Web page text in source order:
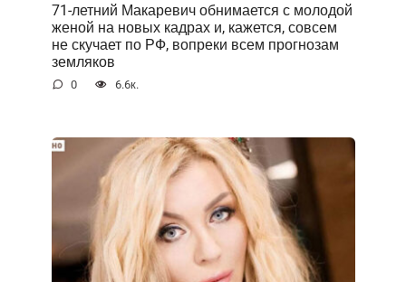
71-летний Макаревич обнимается с молодой
женой на новых кадрах и, кажется, совсем
не скучает по РФ, вопреки всем прогнозам
земляков
0 6.6к.